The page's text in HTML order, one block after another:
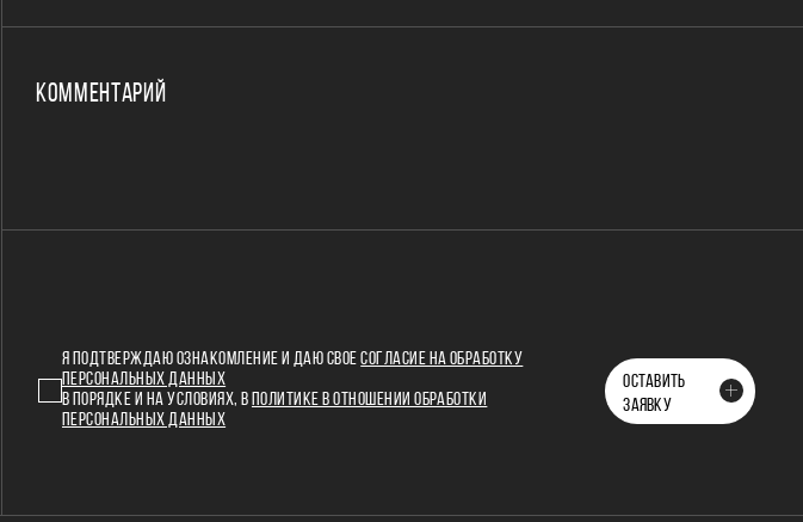
КОММЕНТАРИЙ
Я ПОДТВЕРЖДАЮ ОЗНАКОМЛЕНИЕ И ДАЮ СВОЕСОГЛАСИЕ НА ОБРАБОТКУ
ПЕРСОНАЛЬНЫХ ДАННЫХ
В ПОРЯДКЕ И НА УСЛОВИЯХ, В
ПОЛИТИКЕ В ОТНОШЕНИИ ОБРАБОТКИ
ПЕРСОНАЛЬНЫХ ДАННЫХ
ОСТАВИТЬ
ЗАЯВКУ